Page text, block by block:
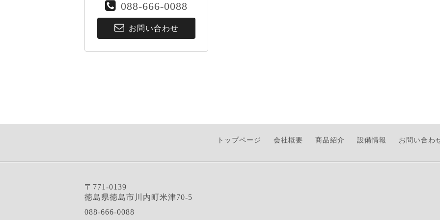
088-666-0088
お問い合わせ
トップページ 会社概要 商品紹介 設備情報 お問い合わ
〒771-0139
徳島県徳島市川内町米津70-5
088-666-0088